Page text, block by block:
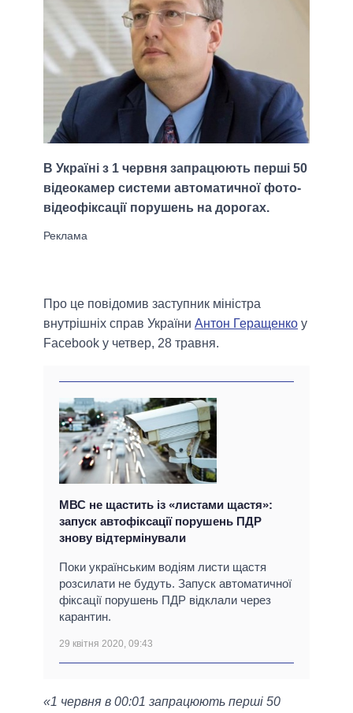
В Україні з 1 червня запрацюють перші 50
відеокамер системи автоматичної фото-
відеофіксації порушень на дорогах.
Про це повідомив заступник міністра
внутрішніх справ України Антон Геращенко у
Facebook у четвер, 28 травня.
МВС не щастить із «листами щастя»:
запуск автофіксації порушень ПДР
знову відтермінували
Поки українським водіям листи щастя
розсилати не будуть. Запуск автоматичної
фіксації порушень ПДР відклали через
карантин.
29 квітня 2020, 09:43
«1 червня в 00:01 запрацюють перші 50